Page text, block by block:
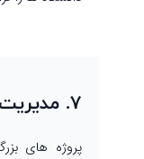
۷. مدیریت پروژه و کنترل کیفیت
پروژه های